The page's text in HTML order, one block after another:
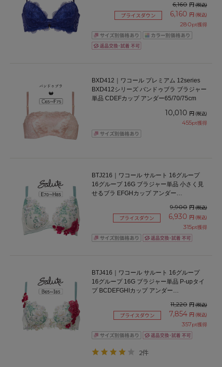
6,160 円(税込)
プライスダウン 6,160 円 (税込)
280pt獲得
BXD412｜ワコール プレミアム 12series
BXD412シリーズ バンドゥブラ ブラジャー
単品 CDEFカップ アンダー65/70/75cm
10,010 円 (税込)
455pt獲得
BTJ216｜ワコール サルート 16グループ
16グループ 16G ブラジャー単品 小さく見
せるブラ EFGHカップ アンダー
9,900 円(税込)
プライスダウン 6,930 円 (税込)
315pt獲得
BTJ416｜ワコール サルート 16グループ
16グループ 16G ブラジャー単品 P-upタイ
プ BCDEFGHIカップ アンダー
11,220 円(税込)
プライスダウン 7,854 円 (税込)
357pt獲得
2件